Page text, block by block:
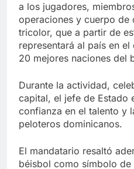
a los jugadores,
operaciones y cuerpo de
tricolor, que a partir de
representará al país en
20 mejores naciones del
Durante la actividad,
capital, el jefe de Estado
confianza en el talento y
peloteros dominicanos.
El mandatario resaltó
béisbol como símbolo de